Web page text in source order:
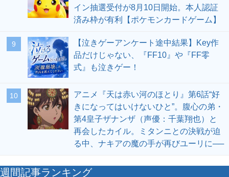
イン抽選受付が8月10日開始。本人認証
済み枠が有利【ポケモンカードゲーム】
9
【泣きゲーアンケート途中結果】Key作
品だけじゃない、『FF10』や『FF零
式』も泣きゲー！
10
アニメ『天は赤い河のほとり』第6話“好
きになってはいけないひと”。腹心の弟・
第4皇子ザナンザ（声優：千葉翔也）と
再会したカイル。ミタンニとの決戦が迫
る中、ナキアの魔の手が再びユーリに──
週間記事ランキング